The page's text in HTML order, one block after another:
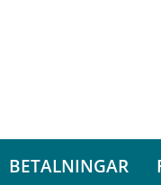
BETALNINGAR